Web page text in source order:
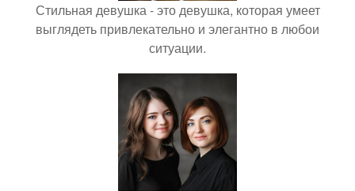
Стильная девушка - это девушка, которая умеет
выглядеть привлекательно и элегантно в любои
ситуации.